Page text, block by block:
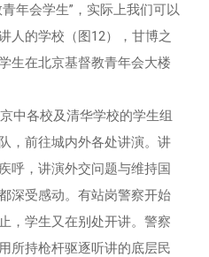
年会学生”，实际上我们可以
人的学校（图12），甘博之
生在北京基督教青年会大楼
中各校及清华学校的学生组
，前往城内外各处讲演。讲
呼，讲演外交问题与维持国
深受感动。有站岗警察开始
，学生又在别处开讲。警察
所持枪杆驱逐听讲的底层民